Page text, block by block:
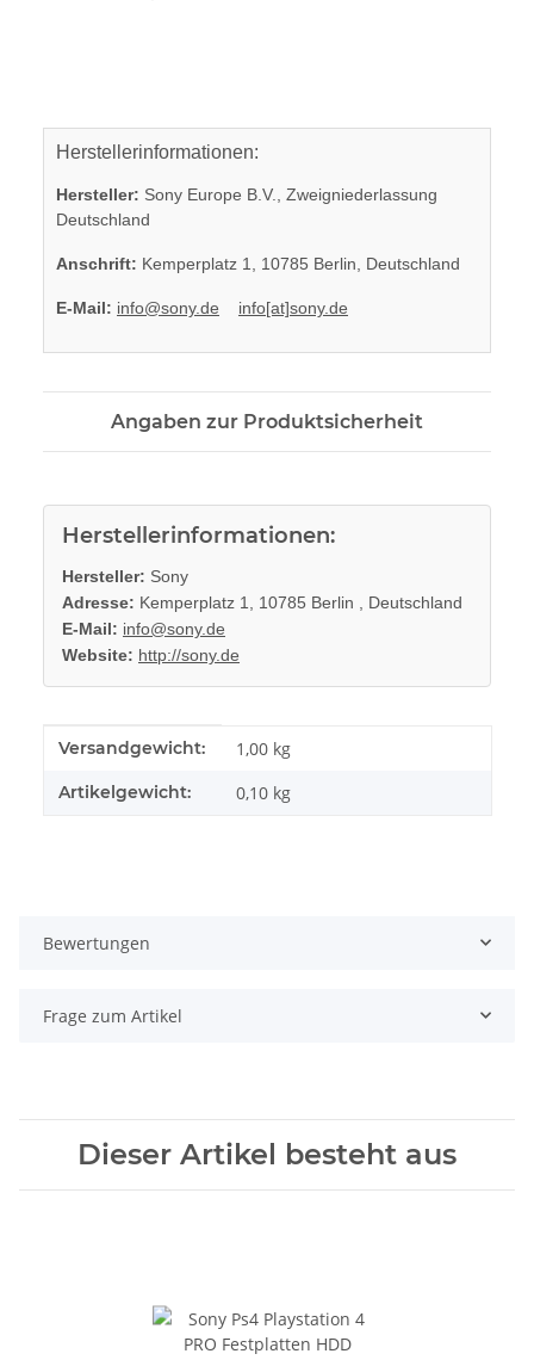
Herstellerinformationen:
Hersteller: Sony Europe B.V., Zweigniederlassung
Deutschland
Anschrift: Kemperplatz 1, 10785 Berlin, Deutschland
E-Mail: info@sony.de info[at]sony.de
Angaben zur Produktsicherheit
Herstellerinformationen:
Hersteller: Sony
Adresse: Kemperplatz 1, 10785 Berlin , Deutschland
E-Mail: info@sony.de
Website: http://sony.de
Produkteigenschaft
Wert
Versandgewicht: 1,00 kg
Artikelgewicht: 0,10 kg
Bewertungen
Frage zum Artikel
Dieser Artikel besteht aus